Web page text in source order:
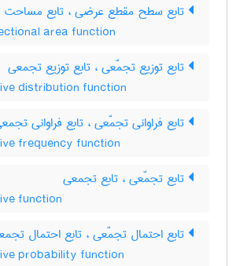
تابع سطح مقطع عرضی ، تابع
area function
تابع توزیع تجمّعی ، تابع توزیع تجمعی
distribution function
تابع فراوانی تجمّعی ، تابع فراوانی
frequency function
تابع تجمّعی ، تابع تجمعی
function
تابع احتمال تجمّعی ، تابع احتمال
probability function